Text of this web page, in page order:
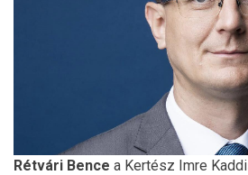
Rétvári Bence a Kertész Imre